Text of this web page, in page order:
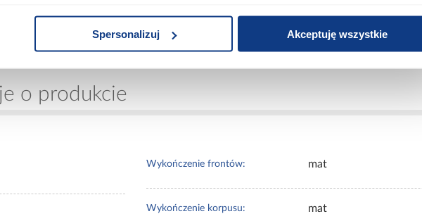
Spersonalizuj Akceptuję wszystkie
rekina to idealne połączenie praktycznego schowka i efektownej
zapewnia wygodne przechowywanie oraz wnosi do wnętrza
światem.
o produkcie
Wykończenie frontów: mat
Wykończenie korpusu: mat